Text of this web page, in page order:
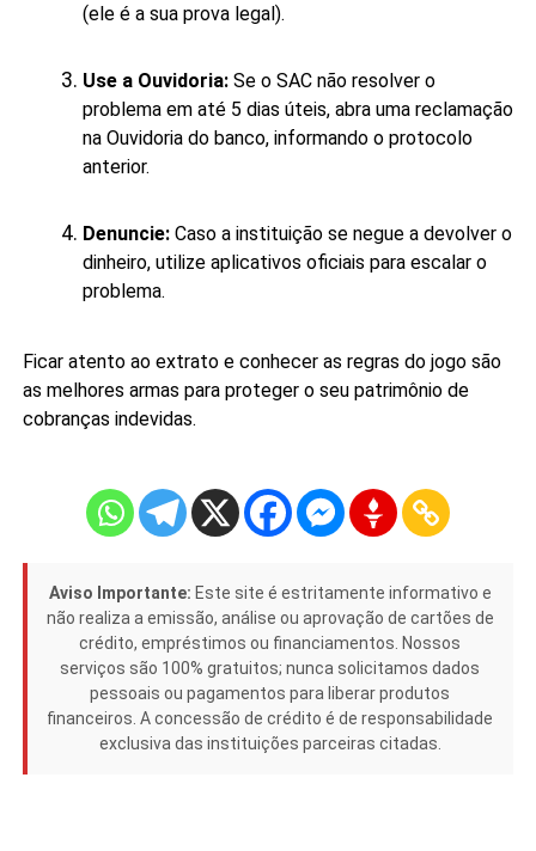
(ele é a sua prova legal).
Use a Ouvidoria:Se o SAC não resolver o
problema em até 5 dias úteis, abra uma reclamação
na Ouvidoria do banco, informando o protocolo
anterior.
Denuncie:Caso a instituição se negue a devolver o
dinheiro, utilize aplicativos oficiais para escalar o
problema.
Ficar atento ao extrato e conhecer as regras do jogo são
as melhores armas para proteger o seu patrimônio de
cobranças indevidas.
Aviso Importante: Este site é estritamente informativo e
não realiza a emissão, análise ou aprovação de cartões de
crédito, empréstimos ou financiamentos. Nossos
serviços são 100% gratuitos; nunca solicitamos dados
pessoais ou pagamentos para liberar produtos
financeiros. A concessão de crédito é de responsabilidade
exclusiva das instituições parceiras citadas.